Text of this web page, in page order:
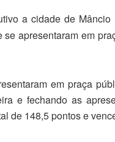
a cidade de
se apresentaram em
em praça
e fechando as
de 148,5 pontos e